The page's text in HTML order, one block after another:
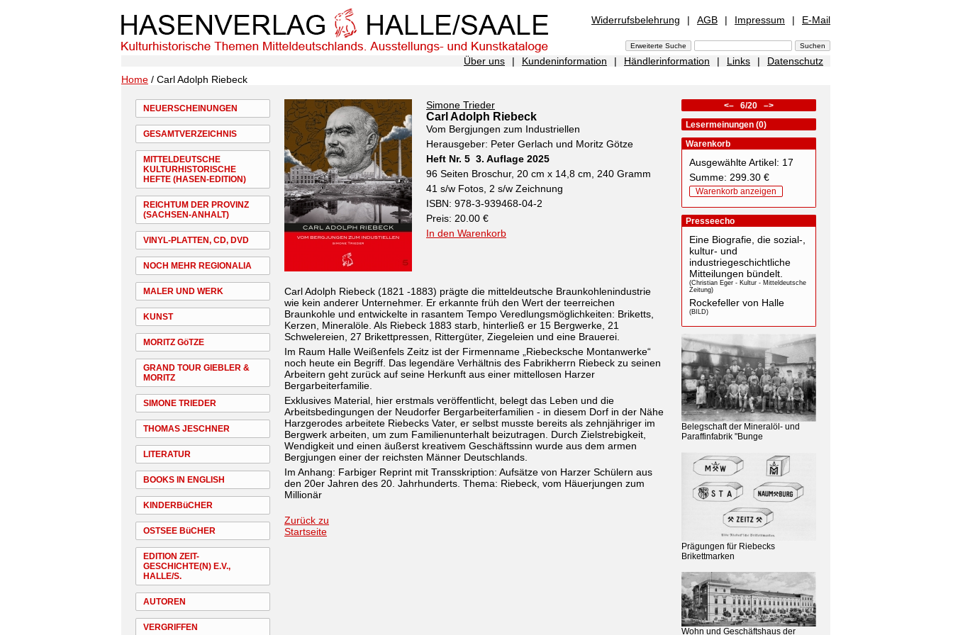
Widerrufsbelehrung | AGB | Impressum | E-Mail
Über uns | Kundeninformation | Händlerinformation | Links |
Datenschutz
Home / Carl Adolph Riebeck
NEUERSCHEINUNGEN
GESAMTVERZEICHNIS
MITTELDEUTSCHE
KULTURHISTORISCHE
HEFTE (HASEN-EDITION)
REICHTUM DER PROVINZ
(SACHSEN-ANHALT)
VINYL-PLATTEN, CD, DVD
NOCH MEHR REGIONALIA
MALER UND WERK
KUNST
MORITZ GöTZE
GRAND TOUR GIEBLER &
MORITZ
SIMONE TRIEDER
THOMAS JESCHNER
LITERATUR
BOOKS IN ENGLISH
KINDERBüCHER
OSTSEE BüCHER
EDITION ZEIT-
GESCHICHTE(N) E.V.,
HALLE/S.
AUTOREN
VERGRIFFEN
Simone Trieder
Carl Adolph Riebeck
Vom Bergjungen zum Industriellen
Herausgeber: Peter Gerlach und Moritz Götze
Heft Nr. 5 3. Auflage 2025
96 Seiten Broschur, 20 cm x 14,8 cm, 240 Gramm
41 s/w Fotos, 2 s/w Zeichnung
ISBN: 978-3-939468-04-2
Preis: 20.00 €
In den Warenkorb
Carl Adolph Riebeck (1821 -1883) prägte die mitteldeutsche Braunkohlenindustrie
wie kein anderer Unternehmer. Er erkannte früh den Wert der teerreichen
Braunkohle und entwickelte in rasantem Tempo Veredlungsmöglichkeiten: Briketts,
Kerzen, Mineralöle. Als Riebeck 1883 starb, hinterließ er 15 Bergwerke, 21
Schwelereien, 27 Brikettpressen, Rittergüter, Ziegeleien und eine Brauerei.
Im Raum Halle Weißenfels Zeitz ist der Firmenname „Riebecksche Montanwerke“
noch heute ein Begriff. Das legendäre Verhältnis des Fabrikherrn Riebeck zu seinen
Arbeitern geht zurück auf seine Herkunft aus einer mittellosen Harzer
Bergarbeiterfamilie.
Exklusives Material, hier erstmals veröffentlicht, belegt das Leben und die
Arbeitsbedingungen der Neudorfer Bergarbeiterfamilien - in diesem Dorf in der Nähe
Harzgerodes arbeitete Riebecks Vater, er selbst musste bereits als zehnjähriger im
Bergwerk arbeiten, um zum Familienunterhalt beizutragen. Durch Zielstrebigkeit,
Wendigkeit und einen äußerst kreativem Geschäftssinn wurde aus dem armen
Bergjungen einer der reichsten Männer Deutschlands.
Im Anhang: Farbiger Reprint mit Transskription: Aufsätze von Harzer Schülern aus
den 20er Jahren des 20. Jahrhunderts. Thema: Riebeck, vom Häuerjungen zum
Millionär
Zurück zu
Startseite
<– 6/20 –>
Lesermeinungen (0)
Warenkorb
Ausgewählte Artikel: 17
Summe: 299.30 €
Warenkorb anzeigen
Presseecho
Eine Biografie, die sozial-,
kultur- und
industriegeschichtliche
Mitteilungen bündelt.
(Christian Eger - Kultur - Mitteldeutsche
Zeitung)
Rockefeller von Halle
(BILD)
Belegschaft der Mineralöl- und
Paraffinfabrik "Bunge
Prägungen für Riebecks
Brikettmarken
Wohn und Geschäftshaus der